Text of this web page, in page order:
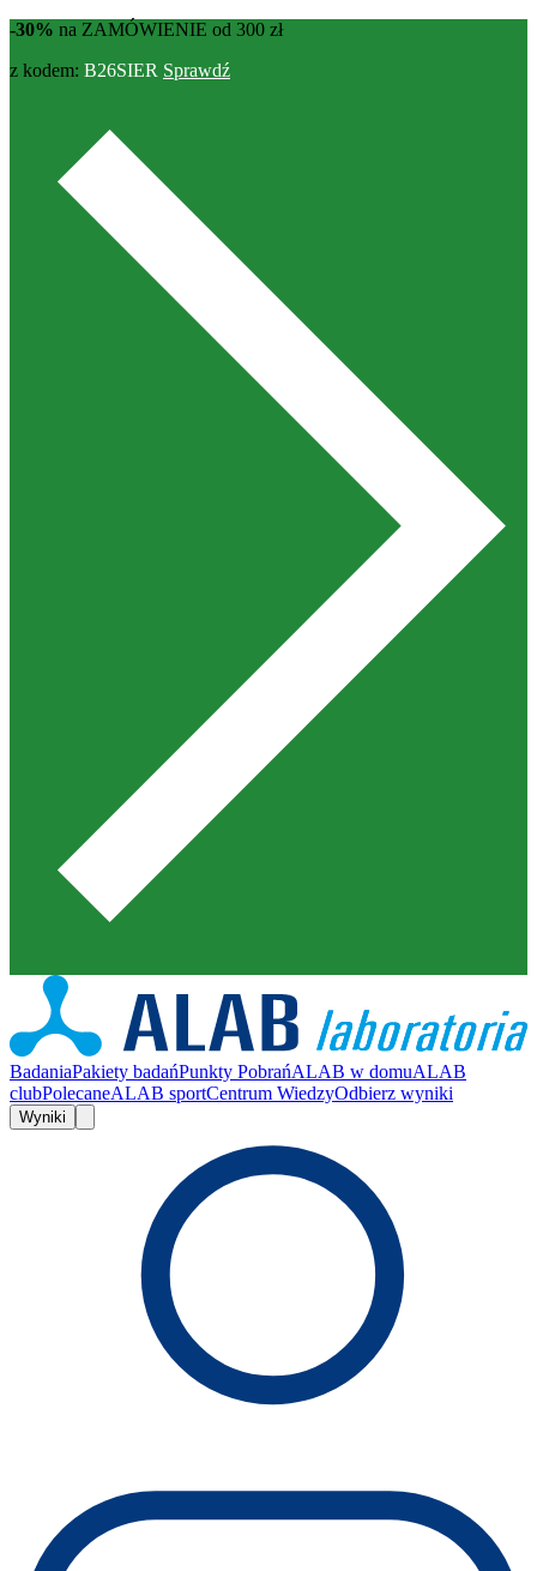
-30% na ZAMÓWIENIE od 300 zł
z kodem: B26SIER Sprawdź
BadaniaPakiety badańPunkty PobrańALAB w domuALAB
clubPolecaneALAB sportCentrum WiedzyOdbierz wyniki
Wyniki